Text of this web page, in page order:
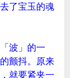
了宝玉的魂
波」的一
颤抖。原来
就要紧夹一